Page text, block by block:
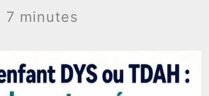
7 minutes